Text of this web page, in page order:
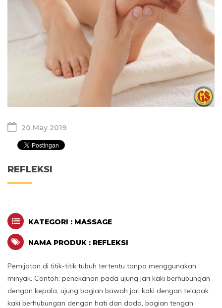
20 May 2019
REFLEKSI
.
KATEGORI : MASSAGE
NAMA PRODUK : REFLEKSI
Pemijatan di titik-titik tubuh tertentu tanpa menggunakan
minyak. Contoh: penekanan pada ujung jari kaki berhubungan
dengan kepala, ujung bagian bawah jari kaki dengan telapak
kaki berhubungan dengan hati dan dada, bagian tengah